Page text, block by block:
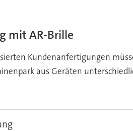
mit AR-Brille
Kundenanfertigungen
aus Geräten